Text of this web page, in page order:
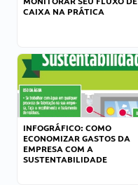
CAIXA NA PRÁTICA
INFOGRÁFICO: COMO
ECONOMIZAR GASTOS DA
EMPRESA COM A
SUSTENTABILIDADE